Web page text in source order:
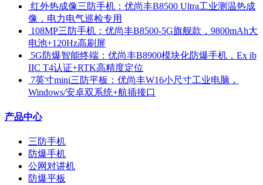
​ 红外热成像三防手机：优尚丰B8500 Ultra工业测温热成
像，电力电气巡检专用
​ 108MP三防手机：优尚丰B8500-5G旗舰款，9800mAh大
电池+120Hz高刷屏
​ 5G防爆智能终端：优尚丰B8900模块化防爆手机，Ex ib
IIC T4认证+RTK高精度定位
​ 7英寸mini三防平板：优尚丰W16小尺寸工业电脑，
Windows/安卓双系统+航插接口
产品中心
三防手机
防爆手机
公网对讲机
防爆平板